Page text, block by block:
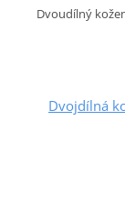
Dvoudílný
Dvojdílná